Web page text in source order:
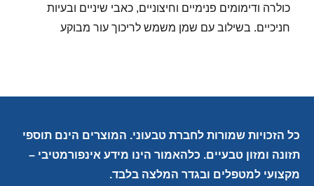
כולרה ודימומים פנימיים וחיצוניים, כאבי שיניים ובעיות
חניכיים. בשילוב עם שמן משמש לריכוך עור מבוקע
כל הזכויות שמורות לחברת טבעוני. המוצרים הינם תוספי
תזונה ומזון טבעיים. כלהאמור הינו מידע אינפורמטיבי –
מקצועי למטפלים ובגדר המלצה בלבד.